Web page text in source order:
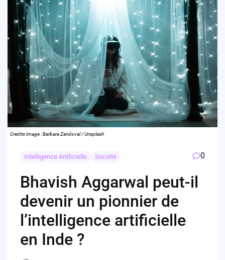
Credits image : Barbara Zandoval / Unsplash
Intelligence Artificielle Société 0
Bhavish Aggarwal peut-il
devenir un pionnier de
l’intelligence artificielle
en Inde ?